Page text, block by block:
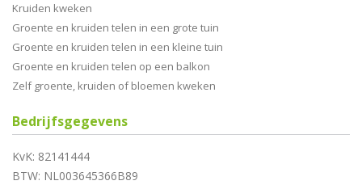
Kruiden kweken
Groente en kruiden telen in een grote tuin
Groente en kruiden telen in een kleine tuin
Groente en kruiden telen op een balkon
Zelf groente, kruiden of bloemen kweken
Bedrijfsgegevens
KvK: 82141444
BTW: NL003645366B89